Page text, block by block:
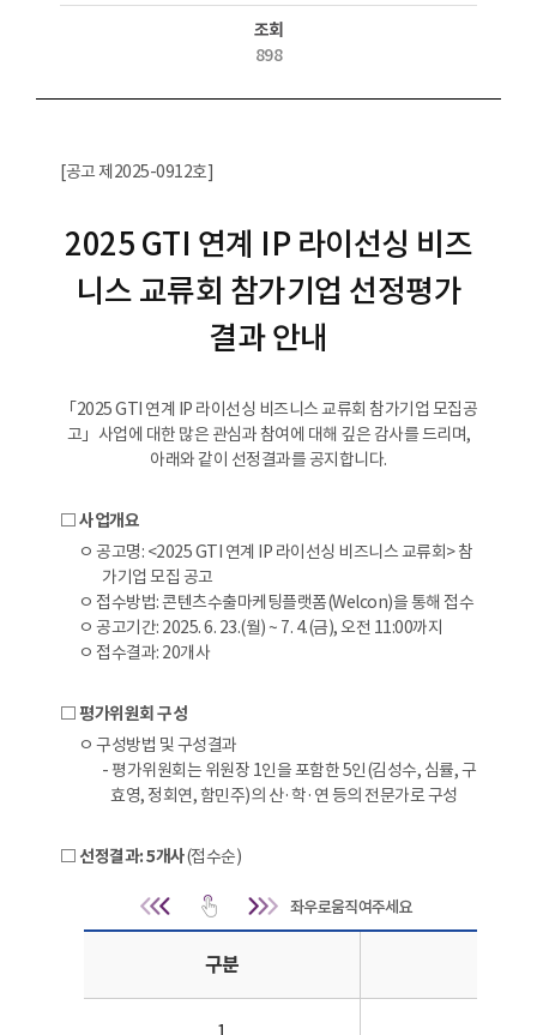
조회
898
[공고 제2025-0912호]
2025 GTI 연계 IP 라이선싱 비즈
니스 교류회 참가기업 선정평가
결과 안내
「2025 GTI 연계 IP 라이선싱 비즈니스 교류회 참가기업 모집공
고」사업에 대한 많은 관심과 참여에 대해 깊은 감사를 드리며,
아래와 같이 선정결과를 공지합니다.
□ 사업개요
ㅇ 공고명: <2025 GTI 연계 IP 라이선싱 비즈니스 교류회> 참
가기업 모집 공고
ㅇ 접수방법: 콘텐츠수출마케팅플랫폼(Welcon)을 통해 접수
ㅇ 공고기간: 2025. 6. 23.(월) ~ 7. 4.(금), 오전 11:00까지
ㅇ 접수결과: 20개사
□ 평가위원회 구성
ㅇ 구성방법 및 구성결과
- 평가위원회는 위원장 1인을 포함한 5인(김성수, 심률, 구
효영, 정회연, 함민주)의 산·학·연 등의 전문가로 구성
□ 선정결과: 5개사(접수순)
선정결과: 5개사 | 구분, 신
구분